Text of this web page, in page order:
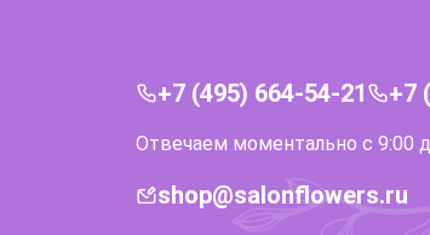
+7 (495) 664-54-21 +7
Отвечаем моментально с 9:00
shop@salonflowers.ru